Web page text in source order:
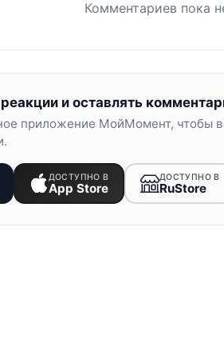
Комментариев пока
и оставлять
приложение МойМомент, чтобы
ДОСТУПНО В
App Store
ДОСТУПНО В
RuStore